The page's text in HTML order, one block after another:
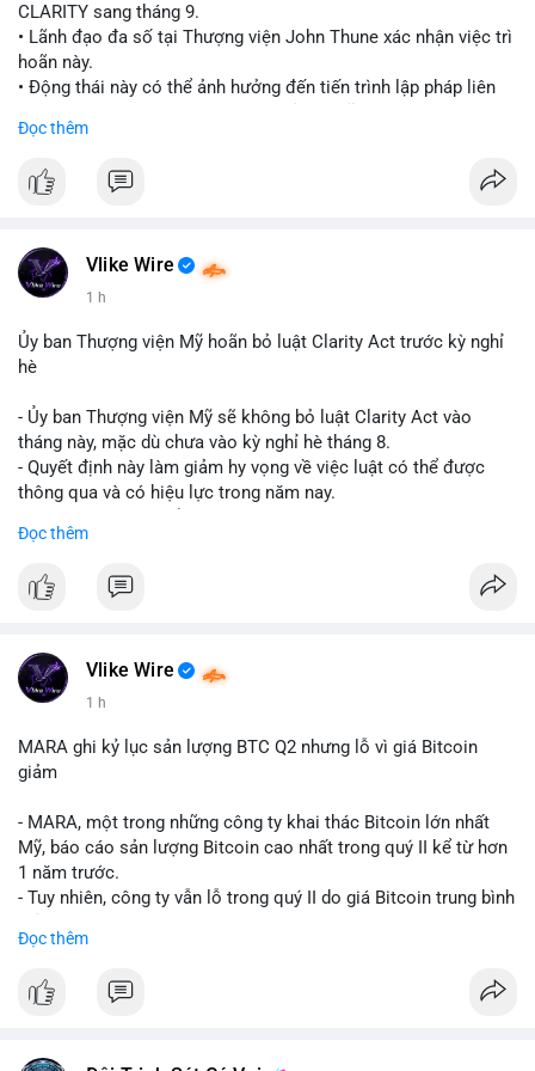
CLARITY sang tháng 9.
• Lãnh đạo đa số tại Thượng viện John Thune xác nhận việc trì
hoãn này.
• Động thái này có thể ảnh hưởng đến tiến trình lập pháp liên
📰 Nguồn: Cointelegraph
Đọc thêm
Vlike Wire
1 h
Ủy ban Thượng viện Mỹ hoãn bỏ luật Clarity Act trước kỳ nghỉ
hè
- Ủy ban Thượng viện Mỹ sẽ không bỏ luật Clarity Act vào
tháng này, mặc dù chưa vào kỳ nghỉ hè tháng 8.
- Quyết định này làm giảm hy vọng về việc luật có thể được
thông qua và có hiệu lực trong năm nay.
mục chứng chỉ cho tài sản số tại Mỹ.
và phát triển thị trường crypto tại Mỹ.
#vlikevn #titanbot
📰 Nguồn: CoinDesk
Đọc thêm
Vlike Wire
1 h
MARA ghi kỷ lục sản lượng BTC Q2 nhưng lỗ vì giá Bitcoin
giảm
- MARA, một trong những công ty khai thác Bitcoin lớn nhất
Mỹ, báo cáo sản lượng Bitcoin cao nhất trong quý II kể từ hơn
1 năm trước.
- Tuy nhiên, công ty vẫn lỗ trong quý II do giá Bitcoin trung bình
- Sự tăng sản lượng không đủ bù đắp cho sự suy giảm giá trị
Đọc thêm